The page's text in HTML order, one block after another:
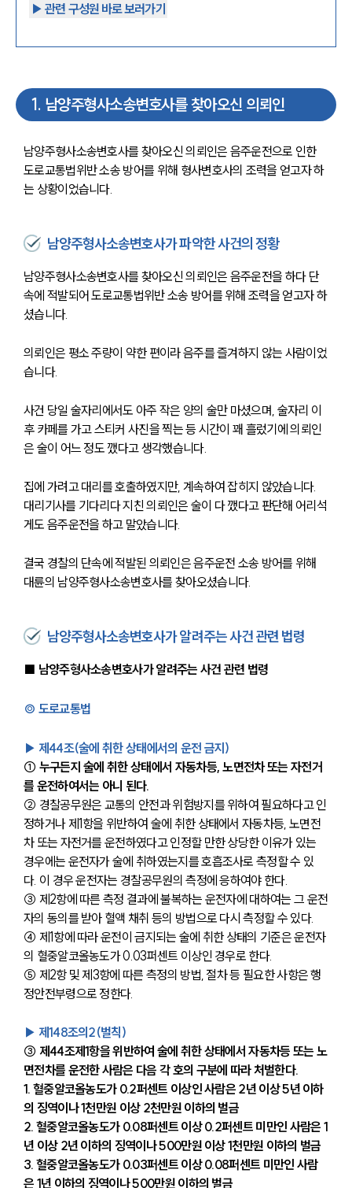
▶︎ 관련 구성원 바로 보러가기
1. 남양주형사소송변호사를 찾아오신 의뢰인
남양주형사소송변호사를 찾아오신 의뢰인은 음주운전으로 인한
도로교통법위반 소송 방어를 위해 형사변호사의 조력을 얻고자 하
는 상황이었습니다.
남양주형사소송변호사가 파악한 사건의 정황
남양주형사소송변호사를 찾아오신 의뢰인은 음주운전을 하다 단
속에 적발되어 도로교통법위반 소송 방어를 위해 조력을 얻고자 하
셨습니다.
의뢰인은 평소 주량이 약한 편이라 음주를 즐겨하지 않는 사람이었
습니다.
사건 당일 술자리에서도 아주 작은 양의 술만 마셨으며, 술자리 이
후 카페를 가고 스티커 사진을 찍는 등 시간이 꽤 흘렀기에 의뢰인
은 술이 어느 정도 깼다고 생각했습니다.
집에 가려고 대리를 호출하였지만, 계속하여 잡히지 않았습니다.
대리기사를 기다리다 지친 의뢰인은 술이 다 깼다고 판단해 어리석
게도 음주운전을 하고 말았습니다.
결국 경찰의 단속에 적발된 의뢰인은 음주운전 소송 방어를 위해
대륜의 남양주형사소송변호사를 찾아오셨습니다.
남양주형사소송변호사가 알려주는 사건 관련 법령
■ 남양주형사소송변호사가 알려주는 사건 관련 법령
◎ 도로교통법
▶ 제44조(술에 취한 상태에서의 운전 금지)
① 누구든지 술에 취한 상태에서 자동차등, 노면전차 또는 자전거
를 운전하여서는 아니 된다.
② 경찰공무원은 교통의 안전과 위험방지를 위하여 필요하다고 인
정하거나 제1항을 위반하여 술에 취한 상태에서 자동차등, 노면전
차 또는 자전거를 운전하였다고 인정할 만한 상당한 이유가 있는
경우에는 운전자가 술에 취하였는지를 호흡조사로 측정할 수 있
다. 이 경우 운전자는 경찰공무원의 측정에 응하여야 한다.
③ 제2항에 따른 측정 결과에 불복하는 운전자에 대하여는 그 운전
자의 동의를 받아 혈액 채취 등의 방법으로 다시 측정할 수 있다.
④ 제1항에 따라 운전이 금지되는 술에 취한 상태의 기준은 운전자
의 혈중알코올농도가 0.03퍼센트 이상인 경우로 한다.
⑤ 제2항 및 제3항에 따른 측정의 방법, 절차 등 필요한 사항은 행
정안전부령으로 정한다.
▶ 제148조의2(벌칙)
③ 제44조제1항을 위반하여 술에 취한 상태에서 자동차등 또는 노
면전차를 운전한 사람은 다음 각 호의 구분에 따라 처벌한다.
1. 혈중알코올농도가 0.2퍼센트 이상인 사람은 2년 이상 5년 이하
의 징역이나 1천만원 이상 2천만원 이하의 벌금
2. 혈중알코올농도가 0.08퍼센트 이상 0.2퍼센트 미만인 사람은 1
년 이상 2년 이하의 징역이나 500만원 이상 1천만원 이하의 벌금
3. 혈중알코올농도가 0.03퍼센트 이상 0.08퍼센트 미만인 사람
은 1년 이하의 징역이나 500만원 이하의 벌금